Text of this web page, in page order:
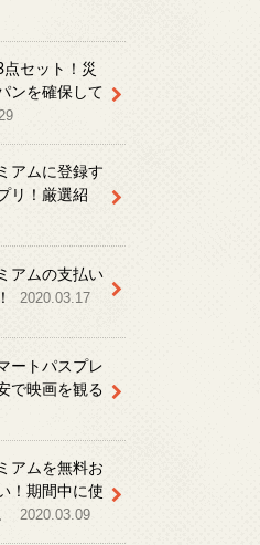
セット！災
ンを確保して
アムに登録す
リ！厳選紹
アムの支払い
2020.03.17
ートパスプレ
で映画を観る
アムを無料お
！期間中に使
2020.03.09